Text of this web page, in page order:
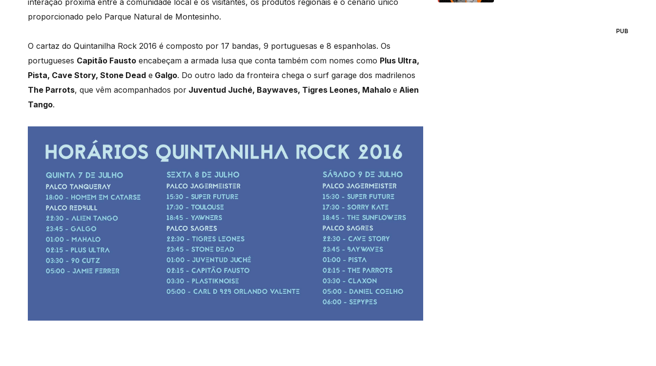
interação próxima entre a comunidade local e os visitantes, os produtos regionais e o cenário único
proporcionado pelo Parque Natural de Montesinho.
O cartaz do Quintanilha Rock 2016 é composto por 17 bandas, 9 portuguesas e 8 espanholas. Os
portugueses Capitão Fausto encabeçam a armada lusa que conta também com nomes como Plus Ultra,
Pista, Cave Story, Stone Dead e Galgo. Do outro lado da fronteira chega o surf garage dos madrilenos
The Parrots, que vêm acompanhados por Juventud Juché, Baywaves, Tigres Leones, Mahalo e Alien
Tango.
PUB